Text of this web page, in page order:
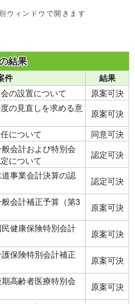
ウィンドウで開きます
結果
件 結果
の設置について
原案可決
の見直しを求める意
原案可決
について
同意可決
会計および特別会
について
認定可決
事業会計決算の認
認定可決
会計補正予算（第3
原案可決
健康保険特別会計
原案可決
保険特別会計補正
原案可決
高齢者医療特別会
原案可決